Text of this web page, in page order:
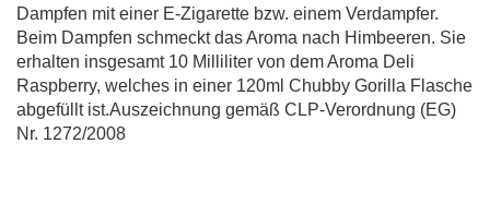
Dampfen mit einer E-Zigarette bzw. einem Verdampfer.
Beim Dampfen schmeckt das Aroma nach Himbeeren. Sie
erhalten insgesamt 10 Milliliter von dem Aroma Deli
Raspberry, welches in einer 120ml Chubby Gorilla Flasche
abgefüllt ist.Auszeichnung gemäß CLP-Verordnung (EG)
Nr. 1272/2008